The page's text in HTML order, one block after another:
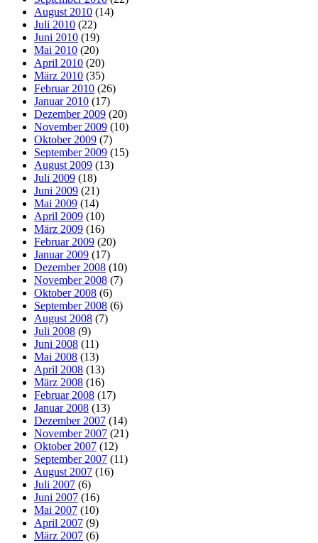
August 2010 (14)
Juli 2010 (22)
Juni 2010 (19)
Mai 2010 (20)
April 2010 (20)
März 2010 (35)
Februar 2010 (26)
Januar 2010 (17)
Dezember 2009 (20)
November 2009 (10)
Oktober 2009 (7)
September 2009 (15)
August 2009 (13)
Juli 2009 (18)
Juni 2009 (21)
Mai 2009 (14)
April 2009 (10)
März 2009 (16)
Februar 2009 (20)
Januar 2009 (17)
Dezember 2008 (10)
November 2008 (7)
Oktober 2008 (6)
September 2008 (6)
August 2008 (7)
Juli 2008 (9)
Juni 2008 (11)
Mai 2008 (13)
April 2008 (13)
März 2008 (16)
Februar 2008 (17)
Januar 2008 (13)
Dezember 2007 (14)
November 2007 (21)
Oktober 2007 (12)
September 2007 (11)
August 2007 (16)
Juli 2007 (6)
Juni 2007 (16)
Mai 2007 (10)
April 2007 (9)
März 2007 (6)